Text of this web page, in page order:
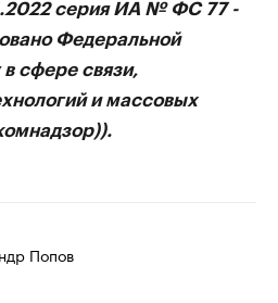
серия ИА № ФС 77 -
Федеральной
сфере связи,
и массовых
Попов